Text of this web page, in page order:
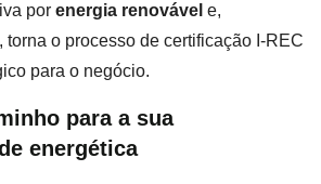
por energia renovável e,
torna o processo de certificação I-REC
para o negócio.
para a sua
energética